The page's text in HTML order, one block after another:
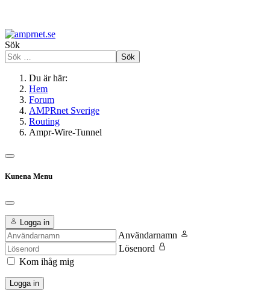
Sök
Sök
Du är här:
Hem
Forum
AMPRnet Sverige
Routing
Ampr-Wire-Tunnel
Kunena Menu
Logga in
Användarnamn
Lösenord
Kom ihåg mig
Logga in